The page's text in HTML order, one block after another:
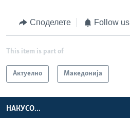
Споделете Follow us
This item is part of
Актуелно Македонија
НАКУСО...